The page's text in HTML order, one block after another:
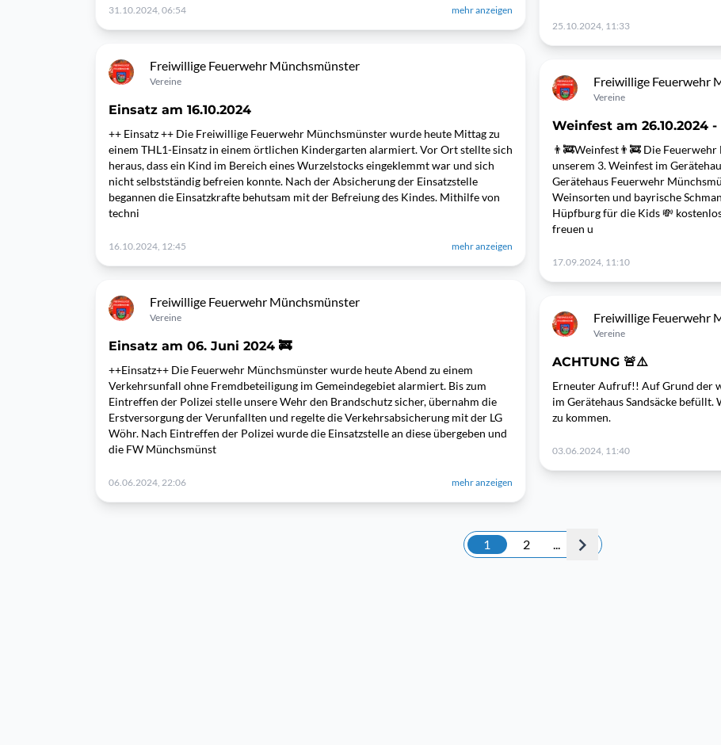
31.10.2024, 06:54 mehr anzeigen
Freiwillige Feuerwehr Münchsmünster
Vereine
Einsatz am 16.10.2024
++ Einsatz ++ Die Freiwillige Feuerwehr Münchsmünster wurde heute Mittag zu
einem THL1-Einsatz in einem örtlichen Kindergarten alarmiert. Vor Ort stellte sich
heraus, dass ein Kind im Bereich eines Wurzelstocks eingeklemmt war und sich
nicht selbstständig befreien konnte. Nach der Absicherung der Einsatzstelle
begannen die Einsatzkrafte behutsam mit der Befreiung des Kindes. Mithilfe von
techni
16.10.2024, 12:45 mehr anzeigen
Freiwillige Feuerwehr Münchsmünster
Vereine
Einsatz am 06. Juni 2024 🚒
++Einsatz++ Die Feuerwehr Münchsmünster wurde heute Abend zu einem
Verkehrsunfall ohne Fremdbeteiligung im Gemeindegebiet alarmiert. Bis zum
Eintreffen der Polizei stelle unsere Wehr den Brandschutz sicher, übernahm die
Erstversorgung der Verunfallten und regelte die Verkehrsabsicherung mit der LG
Wöhr. Nach Eintreffen der Polizei wurde die Einsatzstelle an diese übergeben und
die FW Münchsmünst
06.06.2024, 22:06 mehr anzeigen
25.10.2024, 11:33
Freiwillige Feuerwehr
Vereine
Weinfest am 26.10.2024
👨‍🚒Weinfest👨‍🚒 Die
unserem 3. Weinfest im
Gerätehaus Feuerwehr
Weinsorten und bayrische
Hüpfburg für die Kids 💸
freuen u
17.09.2024, 11:10
Freiwillige Feuerwehr
Vereine
ACHTUNG 🚨⚠️
Erneuter Aufruf!! Auf Grund der
im Gerätehaus Sandsäcke
zu kommen.
03.06.2024, 11:40
1 2 ...